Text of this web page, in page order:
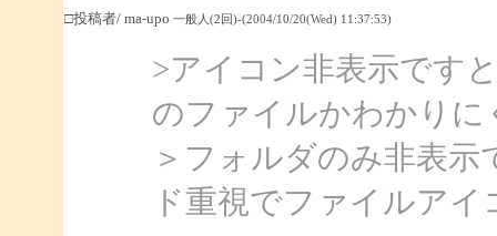
□投稿者/ ma-upo 一般人(2回)-(2004/10/20(Wed) 11:37:53)
>アイコン非表示です
のファイルかわかり
＞フォルダのみ非表
ド重視でファイルア